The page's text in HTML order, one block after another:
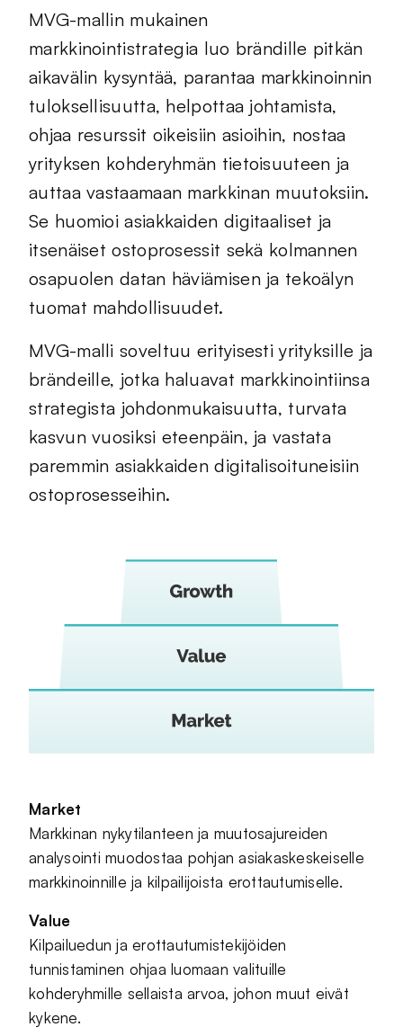
MVG-mallin mukainen
markkinointistrategia luo brändille pitkän
aikavälin kysyntää, parantaa markkinoinnin
tuloksellisuutta, helpottaa johtamista,
ohjaa resurssit oikeisiin asioihin, nostaa
yrityksen kohderyhmän tietoisuuteen ja
auttaa vastaamaan markkinan muutoksiin.
Se huomioi asiakkaiden digitaaliset ja
itsenäiset ostoprosessit sekä kolmannen
osapuolen datan häviämisen ja tekoälyn
tuomat mahdollisuudet.
MVG-malli soveltuu erityisesti yrityksille ja
brändeille, jotka haluavat markkinointiinsa
strategista johdonmukaisuutta, turvata
kasvun vuosiksi eteenpäin, ja vastata
paremmin asiakkaiden digitalisoituneisiin
ostoprosesseihin.
Market
Markkinan nykytilanteen ja muutosajureiden
analysointi muodostaa pohjan asiakaskeskeiselle
markkinoinnille ja kilpailijoista erottautumiselle.
Value
Kilpailuedun ja erottautumistekijöiden
tunnistaminen ohjaa luomaan valituille
kohderyhmille sellaista arvoa, johon muut eivät
kykene.